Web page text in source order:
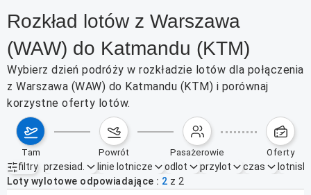
Rozkład lotów z Warszawa
(WAW) do Katmandu (KTM)
Wybierz dzień podróży w rozkładzie lotów dla połączenia
z Warszawa (WAW) do Katmandu (KTM) i porównaj
korzystne oferty lotów.
tam powrót pasażerowie oferty
filtry
Aktywne filtry brak
przesiad. linie lotnicze odlot przylot czas
Loty wylotowe odpowiadające
2 z 2